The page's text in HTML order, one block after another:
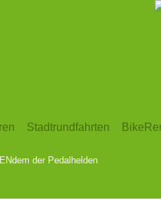
Stadtrundfahrten
der Pedalhelden